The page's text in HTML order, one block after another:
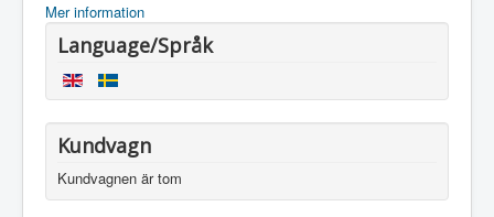
Mer information
Language/Språk
Kundvagn
Kundvagnen är tom